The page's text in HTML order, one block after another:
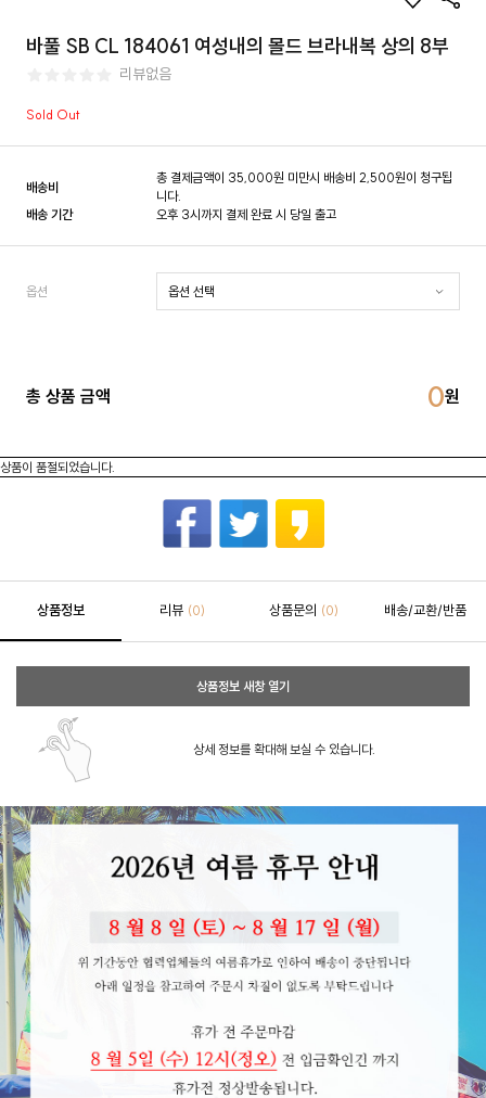
바풀 SB CL 184061 여성내의 몰드 브라내복 상의 8부
리뷰없음
Sold Out
배송비
총 결제금액이 35,000원 미만시 배송비 2,500원이 청구됩
니다.
배송 기간
오후 3시까지 결제 완료 시 당일 출고
옵션
총 상품 금액 0
상품이 품절되었습니다.
상품정보 리뷰 (0) 상품문의 (0) 배송/교환/반품
상품정보 새창 열기
상세 정보를 확대해 보실 수 있습니다.